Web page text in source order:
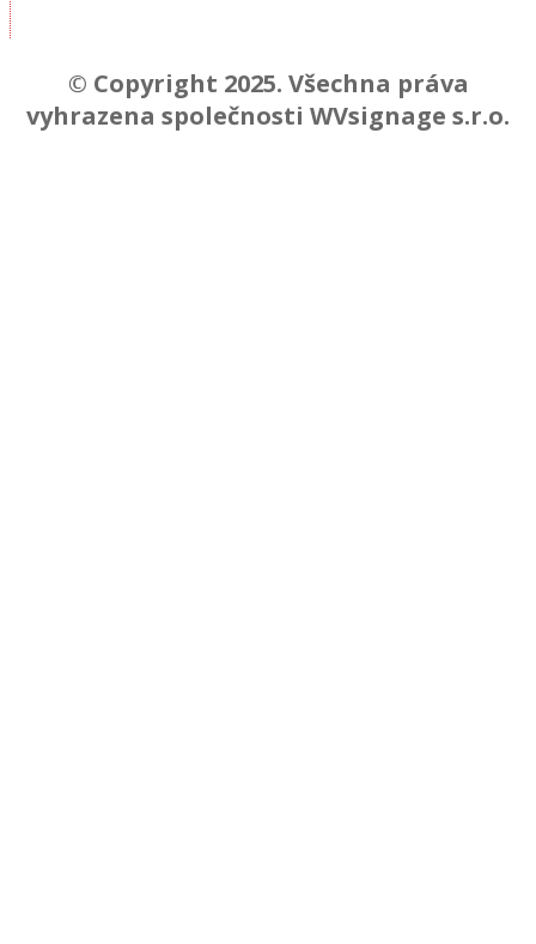
© Copyright 2025. Všechna práva
vyhrazena společnosti WVsignage s.r.o.